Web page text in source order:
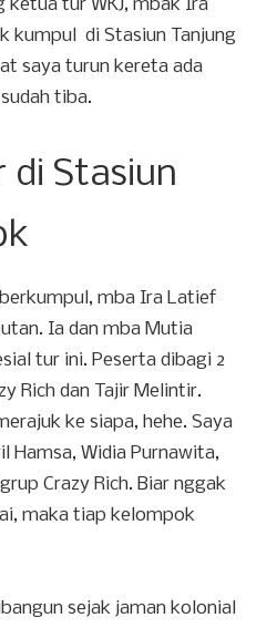
ketua tur WKJ, mbak Ira
kumpul di Stasiun Tanjung
saya turun kereta ada
tiba.
di Stasiun
mba Ira Latief
Ia dan mba Mutia
tur ini. Peserta dibagi 2
Rich dan Tajir Melintir.
ke siapa, hehe. Saya
Hamsa, Widia Purnawita,
Crazy Rich. Biar nggak
maka tiap kelompok
sejak jaman kolonial